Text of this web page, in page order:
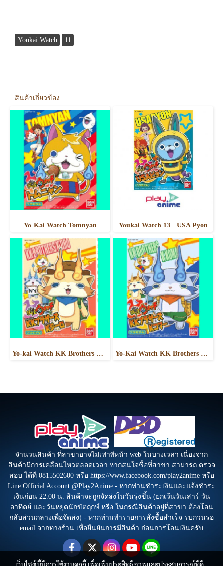
Youkai Watch 11
สินค้าเกี่ยวข้อง
Yo-Kai Watch Tomnyan Youkai Watch 13 - USA Pyon
Yo-kai Watch KK Brothers K Jiro Yo-Kai Watch KK Brothers K Koma
จำนวนสินค้า ที่สาขาอาจไม่เท่าทีหน้า web ในบางเวลา เนื่องจาก
สินค้ามีการเคลือนไหวตลอดเวลา หากสนใจซื้อที่สาขา สามารถ ตรวจ
สอบ ได้ที่ 0815502600 หรือ https://www.facebook.com/play2anime หรือ
Line Official Account @Play2Anime - หากท่านชำระเงินและแจ้งชำระ
เงินก่อน 22.00 น. สินค้าจะถูกจัดส่งในวันรุ่งขึ้น (ยกเว้นวันเสาร์ วัน
อาทิตย์ และวันหยุดนักขัตฤกษ์ หรือ ในกรณีสินค้าอยู่ที่สาขา ต้องโอน
กลับส่วนกลางเพื่อจัดส่ง) - หากท่านทำรายการสั่งซื้อสำเร็จ รบกวนรอ
email จากทางร้าน เพื่อยืนยันการมีสินค้า ก่อนการโอนเงินครับ
เว็บไซต์นี้มีการใช้งานคุกกี้ เพื่อเพิ่มประสิทธิภาพและประสบการณ์ที่ดี